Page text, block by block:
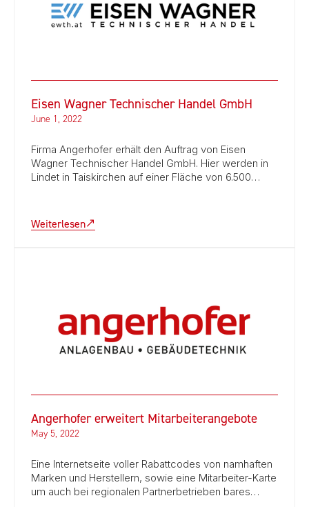
Eisen Wagner Technischer Handel GmbH
June 1, 2022
Firma Angerhofer erhält den Auftrag von Eisen
Wagner Technischer Handel GmbH. Hier werden in
Lindet in Taiskirchen auf einer Fläche von 6.500…
Weiterlesen
Angerhofer erweitert Mitarbeiterangebote
May 5, 2022
Eine Internetseite voller Rabattcodes von namhaften
Marken und Herstellern, sowie eine Mitarbeiter-Karte
um auch bei regionalen Partnerbetrieben bares…